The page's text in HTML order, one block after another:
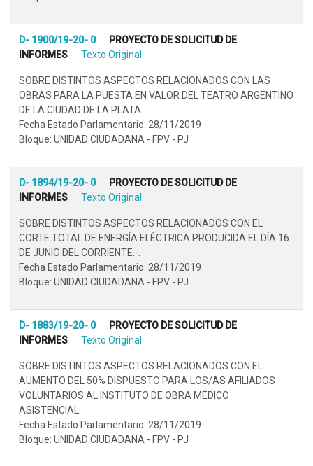
D- 1900/19-20- 0
PROYECTO DE SOLICITUD DE
INFORMES
Texto Original
SOBRE DISTINTOS ASPECTOS RELACIONADOS CON LAS
OBRAS PARA LA PUESTA EN VALOR DEL TEATRO ARGENTINO
DE LA CIUDAD DE LA PLATA..
Fecha Estado Parlamentario: 28/11/2019
Bloque: UNIDAD CIUDADANA - FPV - PJ
D- 1894/19-20- 0
PROYECTO DE SOLICITUD DE
INFORMES
Texto Original
SOBRE DISTINTOS ASPECTOS RELACIONADOS CON EL
CORTE TOTAL DE ENERGÍA ELÉCTRICA PRODUCIDA EL DÍA 16
DE JUNIO DEL CORRIENTE.-.
Fecha Estado Parlamentario: 28/11/2019
Bloque: UNIDAD CIUDADANA - FPV - PJ
D- 1883/19-20- 0
PROYECTO DE SOLICITUD DE
INFORMES
Texto Original
SOBRE DISTINTOS ASPECTOS RELACIONADOS CON EL
AUMENTO DEL 50% DISPUESTO PARA LOS/AS AFILIADOS
VOLUNTARIOS AL INSTITUTO DE OBRA MÉDICO
ASISTENCIAL..
Fecha Estado Parlamentario: 28/11/2019
Bloque: UNIDAD CIUDADANA - FPV - PJ